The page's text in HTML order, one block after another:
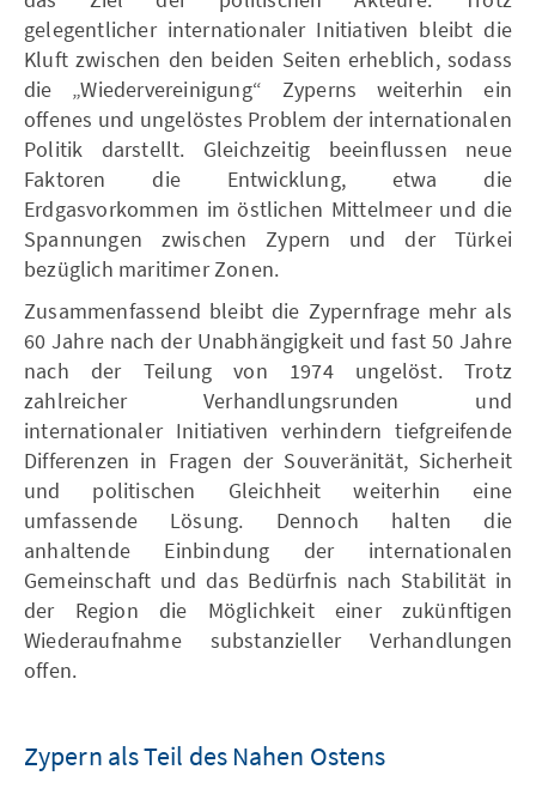
gelegentlicher internationaler Initiativen bleibt die
Kluft zwischen den beiden Seiten erheblich, sodass
die „Wiedervereinigung“ Zyperns weiterhin ein
offenes und ungelöstes Problem der internationalen
Politik darstellt. Gleichzeitig beeinflussen neue
Faktoren die Entwicklung, etwa die
Erdgasvorkommen im östlichen Mittelmeer und die
Spannungen zwischen Zypern und der Türkei
bezüglich maritimer Zonen.
Zusammenfassend bleibt die Zypernfrage mehr als
60 Jahre nach der Unabhängigkeit und fast 50 Jahre
nach der Teilung von 1974 ungelöst. Trotz
zahlreicher Verhandlungsrunden und
internationaler Initiativen verhindern tiefgreifende
Differenzen in Fragen der Souveränität, Sicherheit
und politischen Gleichheit weiterhin eine
umfassende Lösung. Dennoch halten die
anhaltende Einbindung der internationalen
Gemeinschaft und das Bedürfnis nach Stabilität in
der Region die Möglichkeit einer zukünftigen
Wiederaufnahme substanzieller Verhandlungen
offen.
Zypern als Teil des Nahen Ostens